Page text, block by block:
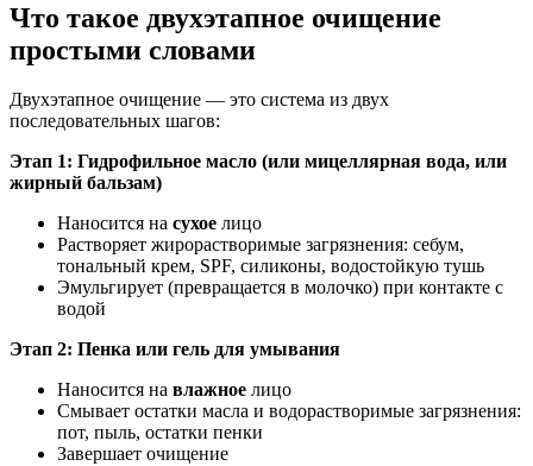
Что такое двухэтапное очищение
простыми словами
Двухэтапное очищение — это система из двух
последовательных шагов:
Этап 1: Гидрофильное масло (или мицеллярная вода, или
жирный бальзам)
Наносится на сухое лицо
Растворяет жирорастворимые загрязнения: себум,
тональный крем, SPF, силиконы, водостойкую тушь
Эмульгирует (превращается в молочко) при контакте с
водой
Этап 2: Пенка или гель для умывания
Наносится на влажное лицо
Смывает остатки масла и водорастворимые загрязнения:
пот, пыль, остатки пенки
Завершает очищение